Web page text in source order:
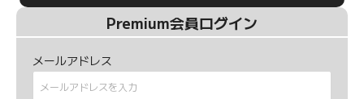
Premium会員ログイン
メールアドレス